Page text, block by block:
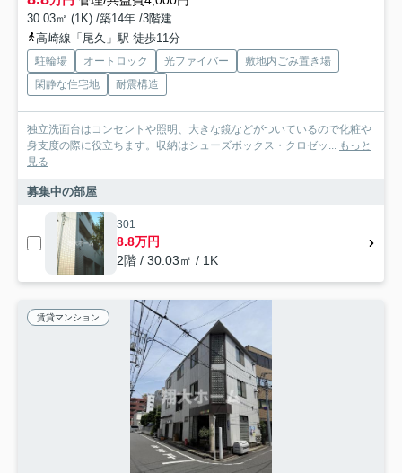
30.03㎡ (1K) /築14年 /3階建
高崎線「尾久」駅 徒歩11分
駐輪場 オートロック 光ファイバー
敷地内ごみ置き場
閑静な住宅地
耐震構造
独立洗面台はコンセントや照明、大きな鏡などがついているので化粧や
身支度の際に役立ちます。収納はシューズボックス・クロゼッ... もっと
見る
募集中の部屋
301
8.8万円
2階 / 30.03㎡ / 1K
賃貸マンション